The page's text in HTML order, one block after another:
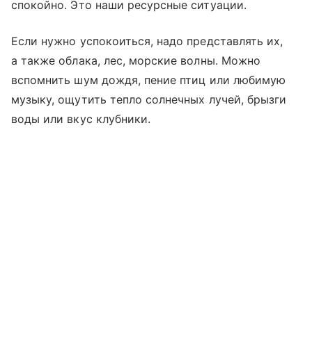
спокойно. Это наши ресурсные ситуации.
Если нужно успокоиться, надо представлять их,
а также облака, лес, морские волны. Можно
вспомнить шум дождя, пение птиц или любимую
музыку, ощутить тепло солнечных лучей, брызги
воды или вкус клубники.